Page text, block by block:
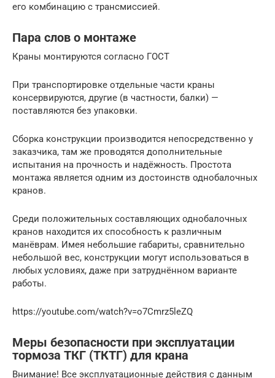
его комбинацию с трансмиссией.
Пара слов о монтаже
Краны монтируются согласно ГОСТ
При транспортировке отдельные части краны
консервируются, другие (в частности, балки) —
поставляются без упаковки.
Сборка конструкции производится непосредственно у
заказчика, там же проводятся дополнительные
испытания на прочность и надёжность. Простота
монтажа является одним из достоинств однобалочных
кранов.
Среди положительных составляющих однобалочных
кранов находится их способность к различным
манёврам. Имея небольшие габариты, сравнительно
небольшой вес, конструкции могут использоваться в
любых условиях, даже при затруднённом варианте
работы.
https://youtube.com/watch?v=o7Cmrz5leZQ
Меры безопасности при эксплуатации
тормоза ТКГ (ТКТГ) для крана
Внимание! Все эксплуатационные действия с данным